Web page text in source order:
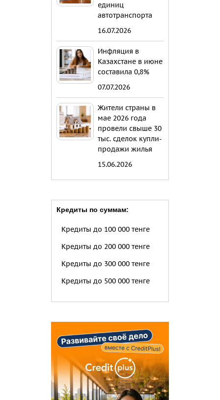
единиц
автотранспорта
16.07.2026
Инфляция в
Казахстане в июне
составила 0,8%
07.07.2026
Жители страны в
мае 2026 года
провели свыше 30
тыс. сделок купли-
продажи жилья
15.06.2026
Кредиты по суммам:
Кредиты до 100 000 тенге
Кредиты до 200 000 тенге
Кредиты до 300 000 тенге
Кредиты до 500 000 тенге